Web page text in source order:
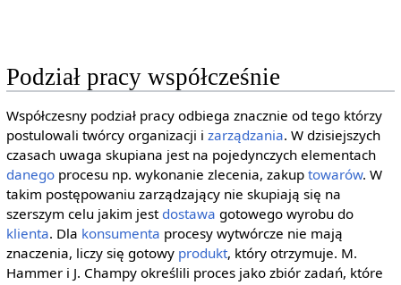
Podział pracy współcześnie
Współczesny podział pracy odbiega znacznie od tego którzy
postulowali twórcy organizacji i zarządzania. W dzisiejszych
czasach uwaga skupiana jest na pojedynczych elementach
danegoprocesu np. wykonanie zlecenia, zakup towarów. W
takim postępowaniu zarządzający nie skupiają się na
szerszym celu jakim jest dostawa gotowego wyrobu do
klienta. Dla konsumenta procesy wytwórcze nie mają
znaczenia, liczy się gotowy produkt, który otrzymuje. M.
Hammer i J. Champy określili proces jako zbiór zadań, które